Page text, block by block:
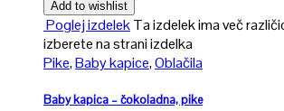
Add to wishlist
Poglej izdelekTa izdelek ima več
izberete na strani izdelka
Pike,Baby kapice,Oblačila
Baby kapica – čokoladna, pike